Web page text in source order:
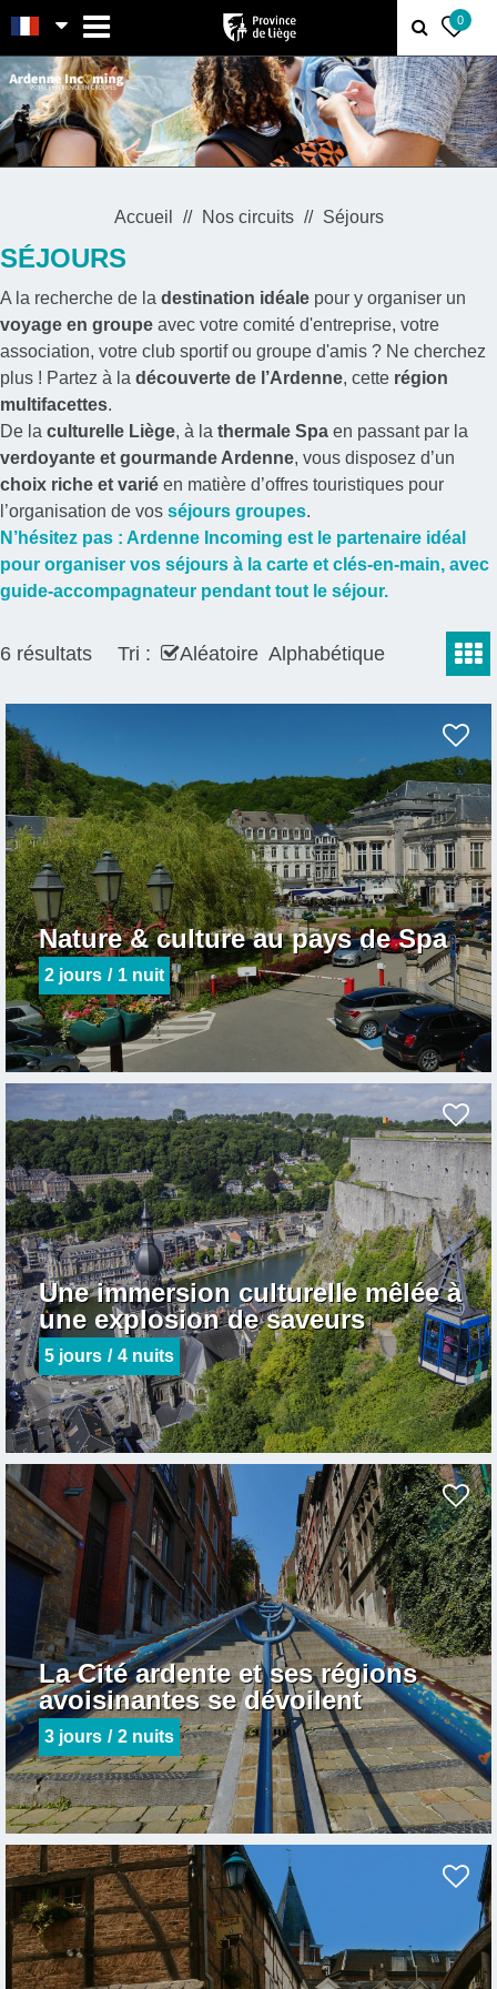
0
Accueil Nos circuits Séjours
SÉJOURS
A la recherche de la destination idéale pour y organiser un
voyage en groupe avec votre comité d'entreprise, votre
association, votre club sportif ou groupe d'amis ? Ne cherchez
plus ! Partez à la découverte de l’Ardenne, cette région
multifacettes.
De la culturelle Liège, à la thermale Spa en passant par la
verdoyante et gourmande Ardenne, vous disposez d’un
choix riche et varié en matière d’offres touristiques pour
l’organisation de vos séjours groupes.
N’hésitez pas : Ardenne Incoming est le partenaire idéal
pour organiser vos séjours à la carte et clés-en-main, avec
guide-accompagnateur pendant tout le séjour.
6 résultats Tri : Aléatoire Alphabétique
Nature & culture au pays de Spa
2 jours 1 nuit
Une immersion culturelle mêlée à
une explosion de saveurs
5 jours 4 nuits
La Cité ardente et ses régions
avoisinantes se dévoilent
3 jours 2 nuits